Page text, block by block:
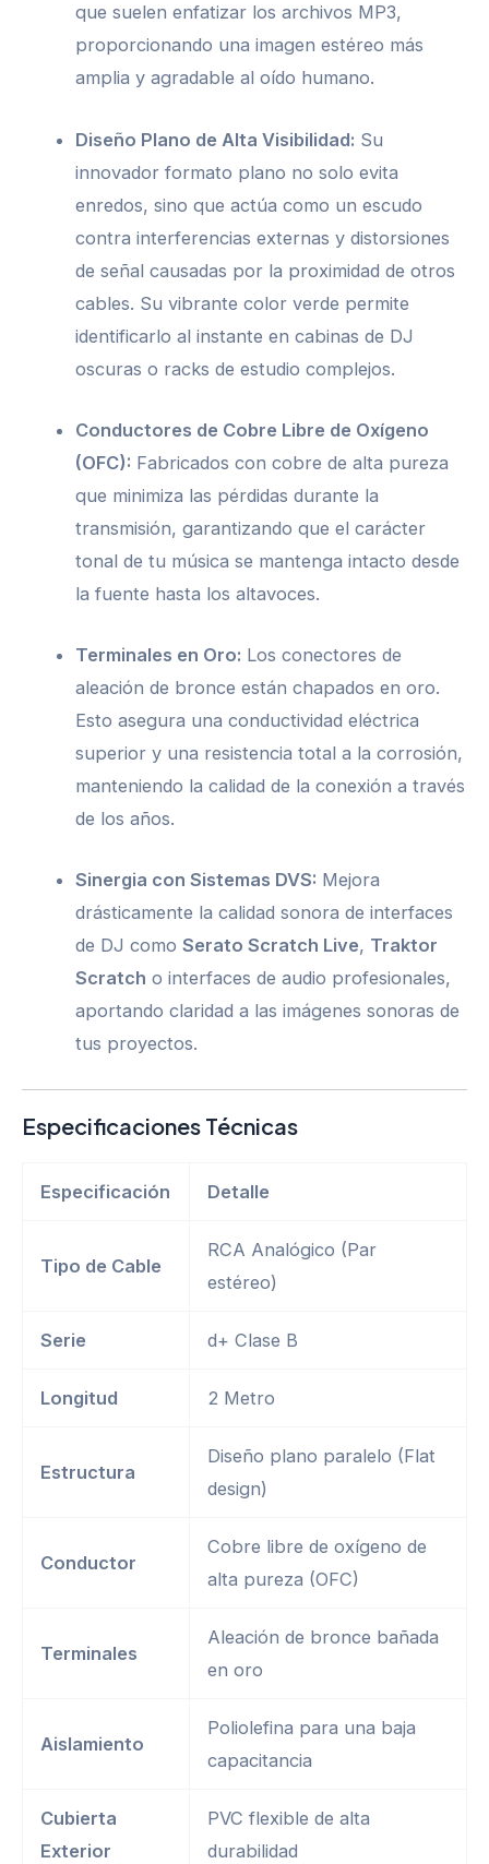
que suelen enfatizar los archivos MP3,
proporcionando una imagen estéreo más
amplia y agradable al oído humano.
Diseño Plano de Alta Visibilidad: Su
innovador formato plano no solo evita
enredos, sino que actúa como un escudo
contra interferencias externas y distorsiones
de señal causadas por la proximidad de otros
cables. Su vibrante color verde permite
identificarlo al instante en cabinas de DJ
oscuras o racks de estudio complejos.
Conductores de Cobre Libre de Oxígeno
(OFC): Fabricados con cobre de alta pureza
que minimiza las pérdidas durante la
transmisión, garantizando que el carácter
tonal de tu música se mantenga intacto desde
la fuente hasta los altavoces.
Terminales en Oro: Los conectores de
aleación de bronce están chapados en oro.
Esto asegura una conductividad eléctrica
superior y una resistencia total a la corrosión,
manteniendo la calidad de la conexión a través
de los años.
Sinergia con Sistemas DVS: Mejora
drásticamente la calidad sonora de interfaces
de DJ comoSerato Scratch Live, Traktor
Scratch o interfaces de audio profesionales,
aportando claridad a las imágenes sonoras de
tus proyectos.
Especificaciones Técnicas
Especificación Detalle
Tipo de Cable
RCA Analógico (Par
estéreo)
Serie d+ Clase B
Longitud 2 Metro
Estructura
Diseño plano paralelo (Flat
design)
Conductor
Cobre libre de oxígeno de
alta pureza (OFC)
Terminales
Aleación de bronce bañada
en oro
Aislamiento
Poliolefina para una baja
capacitancia
Cubierta
Exterior
PVC flexible de alta
durabilidad